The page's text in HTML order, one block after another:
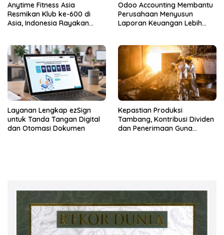
Anytime Fitness Asia
Resmikan Klub ke-600 di
Asia, Indonesia Rayakan
Cipayung
Odoo Accounting Membantu
Perusahaan Menyusun
Laporan Keuangan Lebih
Layanan Lengkap ezSign
untuk Tanda Tangan Digital
dan Otomasi Dokumen
Kepastian Produksi
Tambang, Kontribusi Dividen
dan Penerimaan Guna